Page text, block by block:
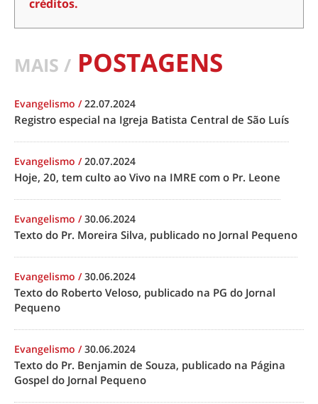
créditos.
MAIS / POSTAGENS
Evangelismo /22.07.2024
Registro especial na Igreja Batista Central de São Luís
Evangelismo /20.07.2024
Hoje, 20, tem culto ao Vivo na IMRE com o Pr. Leone
Evangelismo /30.06.2024
Texto do Pr. Moreira Silva, publicado no Jornal Pequeno
Evangelismo /30.06.2024
Texto do Roberto Veloso, publicado na PG do Jornal
Pequeno
Evangelismo /30.06.2024
Texto do Pr. Benjamin de Souza, publicado na Página
Gospel do Jornal Pequeno